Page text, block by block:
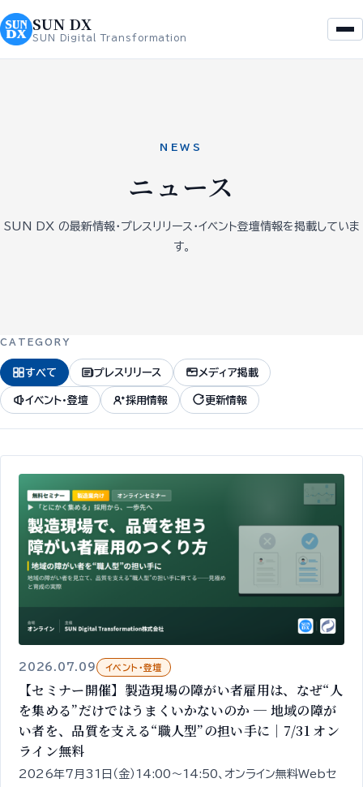
を
ス
キ
へ
ス
キ
SUN DX
SUN Digital Transformation
NEWS
ニュース
SUN DX の最新情報・プレスリリース・イベント登壇情報を掲載していま
す。
CATEGORY
すべて プレスリリース メディア掲載
イベント・登壇 採用情報 更新情報
2026.07.09 イベント・登壇
【セミナー開催】製造現場の障がい者雇用は、なぜ“人
を集める”だけではうまくいかないのか ─ 地域の障が
い者を、品質を支える“職人型”の担い手に｜7/31 オン
ライン無料
2026年7月31日（金）14:00〜14:50、オンライン無料Webセ